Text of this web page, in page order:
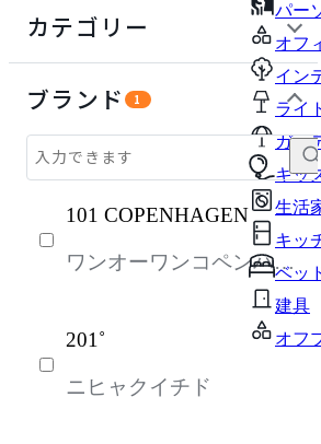
パー
オフ
イン
ライ
ガー
キッ
生活
キッ
ベッ
建具
オフ
カテゴリー
テーブル・デスク
収納家具
オフィスアクセサリー・備品
ライト・照明
ブランド 1
101 COPENHAGEN
ワンオーワンコペンハー
201˚
ニヒャクイチド